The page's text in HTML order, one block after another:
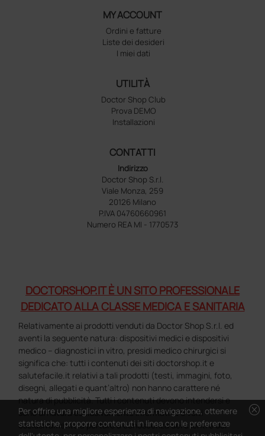
MY ACCOUNT
Ordini e fatture
Liste dei desideri
I miei dati
UTILITÀ
Doctor Shop Club
Prova DEMO
Installazioni
CONTATTI
Indirizzo
Doctor Shop S.r.l.
Viale Monza, 259
20126 Milano
P.IVA 04760660961
Numero REA MI - 1770573
DOCTORSHOP.IT È UN SITO PROFESSIONALE
DEDICATO ALLA CLASSE MEDICA E SANITARIA
Relativamente ai prodotti venduti da Doctor Shop S.r.l. ed
aventi la seguente natura: dispositivi medici e dispositivi
medico – diagnostici in vitro, presidi medico chirurgici si
significa che: tutti i contenuti dei siti doctorshop.it e
salutefacile.it relativi a tali prodotti (testi, immagini, foto,
disegni, allegati e quant’altro) non hanno carattere né
natura di pubblicità. Tutti i contenuti devono intendersi e
sono di natura esclusivamente informativa e volti
esclusivamente a portare a conoscenza dei clienti e dei
cancel
Per offrire una migliore esperienza di navigazione, ottenere
statistiche, proporre contenuti in linea con le preferenze